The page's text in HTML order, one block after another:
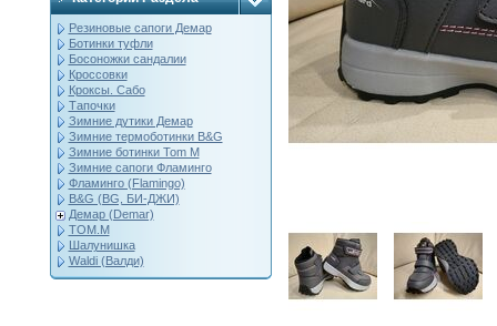
Резиновые сапоги Демар
Ботинки туфли
Босоножки сандалии
Кроссовки
Кроксы. Сабо
Тапочки
Зимние дутики Демар
Зимние термоботинки B&G
Зимние ботинки Tom M
Зимние сапоги Фламинго
Фламинго (Flamingo)
B&G (BG, БИ-ДЖИ)
Демар (Demar)
ТОМ.М
Шалунишка
Waldi (Валди)